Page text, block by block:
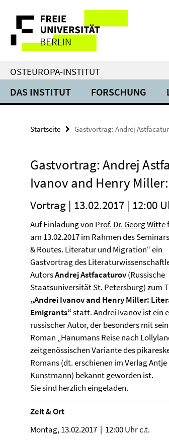
direkt
Inhalt
Service-
Navigation
OSTEUROPA-INSTITUT
DAS INSTITUT FORSCHUNG
Startseite Gastvortrag: Andrej
Gastvortrag: Andrej
Ivanov and Henry
Vortrag | 13.02.2017 | 12:00
Auf Einladung von Prof. Dr. Georg Witte
am 13.02.2017 im Rahmen des
& Routes. Literatur und Migration“ ein
Gastvortrag des
AutorsAndrej Astfacaturov(Russische
Staatsuniversität St. Petersburg) zum
„Andrei Ivanov and Henry Miller:
Emigrants“statt. Andrei Ivanov ist ein
russischer Autor, der besonders mit
Roman „Hanumans Reise nach
zeitgenössischen Variante des
Romans (dt. erschienen im Verlag Antje
Kunstmann) bekannt geworden ist.
Sie sind herzlich eingeladen.
Zeit & Ort
Montag, 13.02.2017 | 12:00 Uhr c.t.